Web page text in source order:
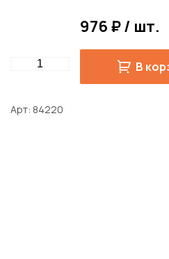
976 ₽ / шт.
Quantity В
Арт 84220